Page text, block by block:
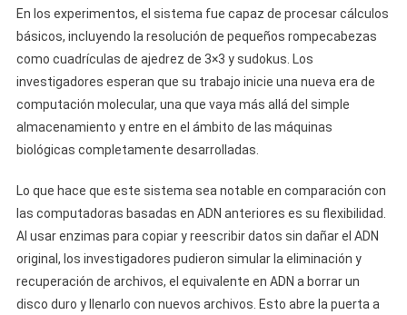
En los experimentos, el sistema fue capaz de procesar cálculos
básicos, incluyendo la resolución de pequeños rompecabezas
como cuadrículas de ajedrez de 3×3 y sudokus. Los
investigadores esperan que su trabajo inicie una nueva era de
computación molecular, una que vaya más allá del simple
almacenamiento y entre en el ámbito de las máquinas
biológicas completamente desarrolladas.
Lo que hace que este sistema sea notable en comparación con
las computadoras basadas en ADN anteriores es su flexibilidad.
Al usar enzimas para copiar y reescribir datos sin dañar el ADN
original, los investigadores pudieron simular la eliminación y
recuperación de archivos, el equivalente en ADN a borrar un
disco duro y llenarlo con nuevos archivos. Esto abre la puerta a